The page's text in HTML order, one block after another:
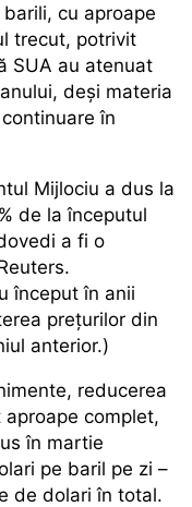
cu aproape
trecut, potrivit
SUA au atenuat
deși materia
în
Mijlociu a dus la
de la începutul
a fi o
început în anii
prețurilor din
anterior.)
reducerea
complet,
în martie
pe baril pe zi –
de dolari în total.